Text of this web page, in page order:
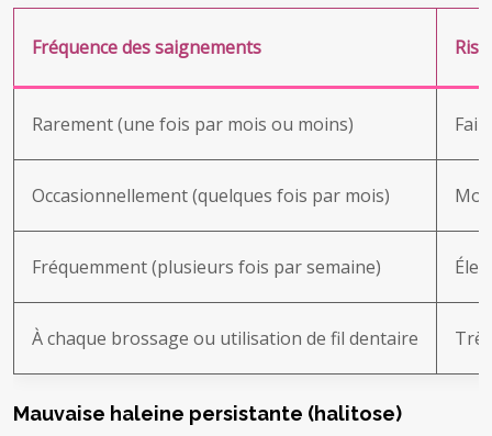
Fréquence des saignements
Rarement (une fois par mois ou moins)
Occasionnellement (quelques fois par mois)
Fréquemment (plusieurs fois par semaine)
À chaque brossage ou utilisation de fil dentaire
Mauvaise haleine persistante (halitose)